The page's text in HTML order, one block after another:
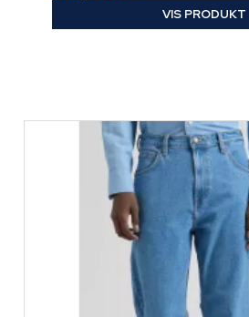
VIS PRODUKT